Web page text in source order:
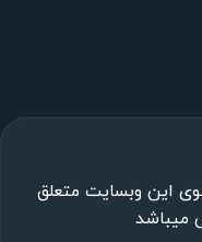
این وبسایت متعلق
میباشد